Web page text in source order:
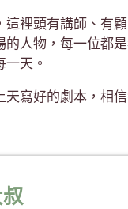
裡頭有講師、有
人物，每一位都
天。
寫好的劇本，相